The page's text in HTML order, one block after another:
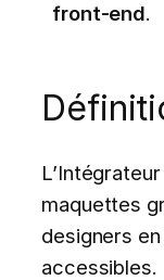
front-end.
maquettes
designers
accessibles.